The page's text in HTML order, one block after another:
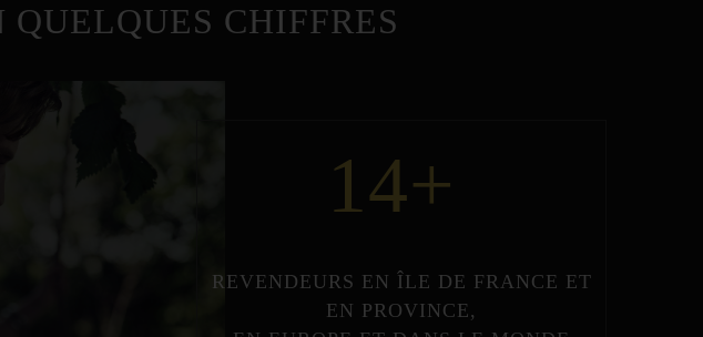
CHIFFRES
14+
REVENDEURS EN ÎLE DE FRANCE ET
EN PROVINCE,